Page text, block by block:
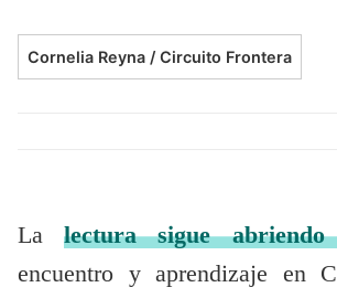
Cornelia Reyna / Circuito Frontera
Lalectura sigue abriendo
encuentro y aprendizaje en